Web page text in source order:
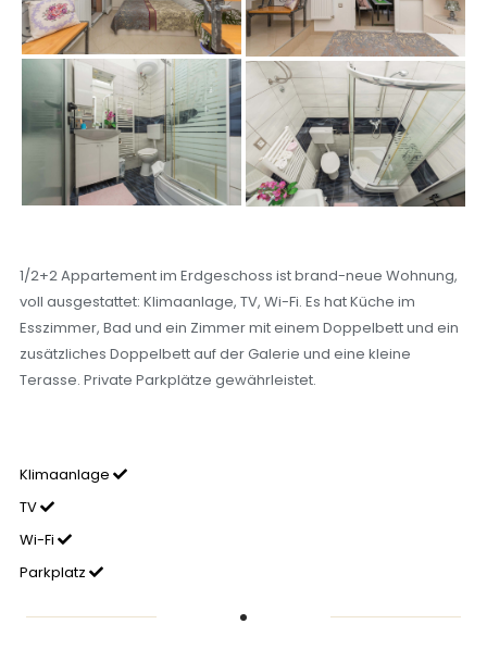
1/2+2 Appartement im Erdgeschoss ist brand-neue Wohnung,
voll ausgestattet: Klimaanlage, TV, Wi-Fi. Es hat Küche im
Esszimmer, Bad und ein Zimmer mit einem Doppelbett und ein
zusätzliches Doppelbett auf der Galerie und eine kleine
Terasse. Private Parkplätze gewährleistet.
Klimaanlage
TV
Wi-Fi
Parkplatz